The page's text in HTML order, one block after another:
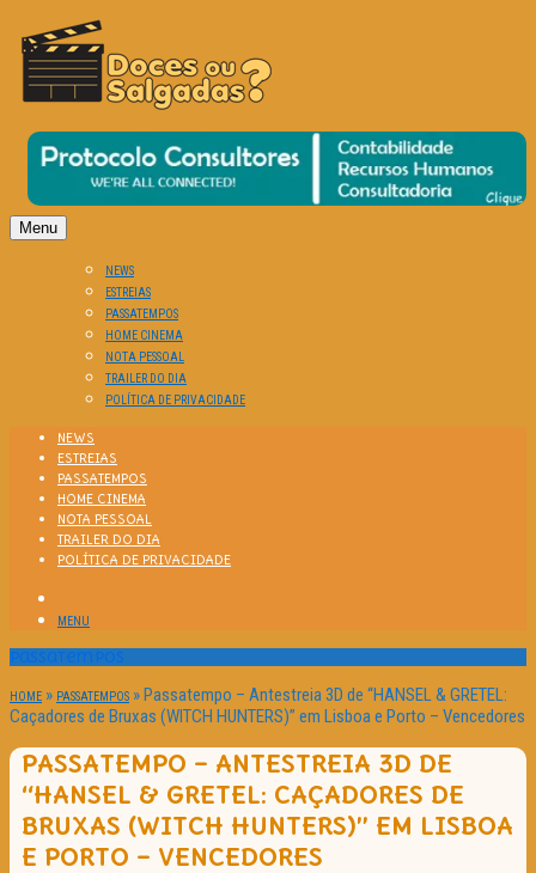
DOCES OU SALGADAS?
O Cinema? Uma Paixão!!
Menu
NEWS
ESTREIAS
PASSATEMPOS
HOME CINEMA
NOTA PESSOAL
TRAILER DO DIA
POLÍTICA DE PRIVACIDADE
NEWS
ESTREIAS
PASSATEMPOS
HOME CINEMA
NOTA PESSOAL
TRAILER DO DIA
POLÍTICA DE PRIVACIDADE
MENU
Passatempos
HOME » PASSATEMPOS »Passatempo – Antestreia 3D de “HANSEL & GRETEL:
Caçadores de Bruxas (WITCH HUNTERS)” em Lisboa e Porto – Vencedores
PASSATEMPO – ANTESTREIA 3D DE
“HANSEL & GRETEL: CAÇADORES DE
BRUXAS (WITCH HUNTERS)” EM LISBOA
E PORTO – VENCEDORES